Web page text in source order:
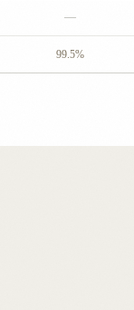
—
99.5%